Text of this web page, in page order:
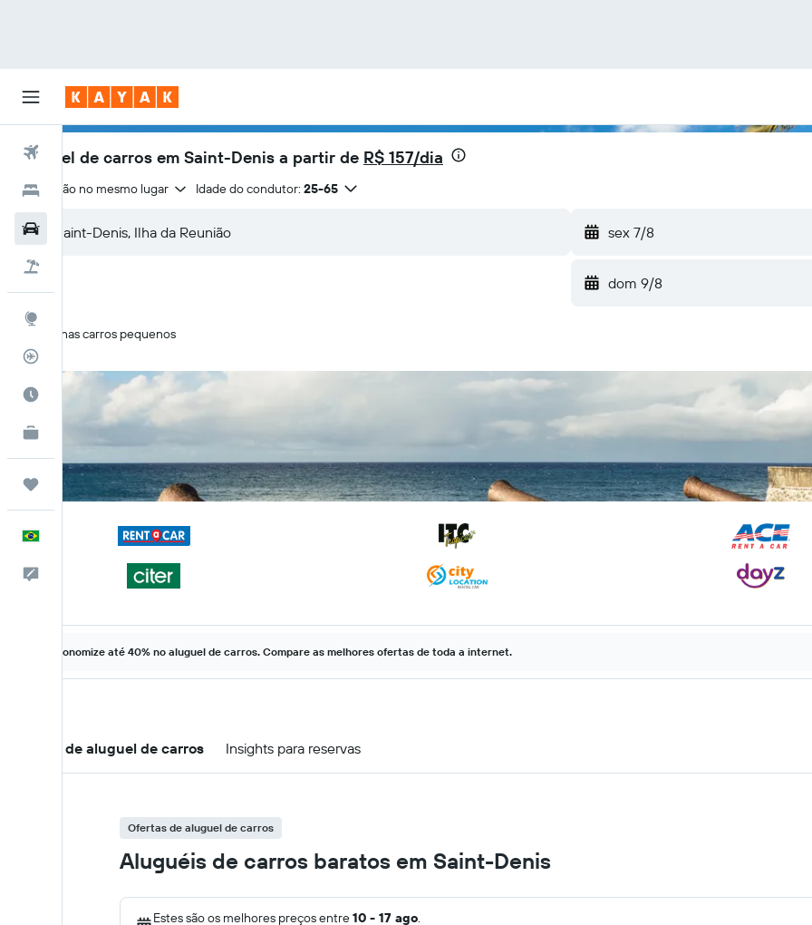
Voos
Hotéis
Carros
Quando ir
Trips
Comentários
Aluguel de carros em Saint-Denis a partir de R$ 157/dia
Devolução no mesmo lugar Idade do condutor: 25-65
sex 7/8
dom 9/8
Apenas carros pequenos
Economize até 40% no aluguel de carros. Compare as melhores ofertas de toda a internet.
Ofertas de aluguel de carros Insights para reservas
Ofertas de aluguel de carros
Aluguéis de carros baratos em Saint-Denis
Estes são os melhores preços entre10 - 17 ago.